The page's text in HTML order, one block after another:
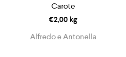
Carote
€2,00kg
Alfredo e Antonella